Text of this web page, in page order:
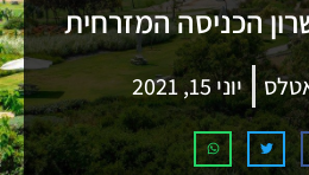
הכניסה המזרחית
יוני 15, 2021